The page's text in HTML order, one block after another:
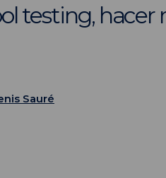
testing,
Sauré